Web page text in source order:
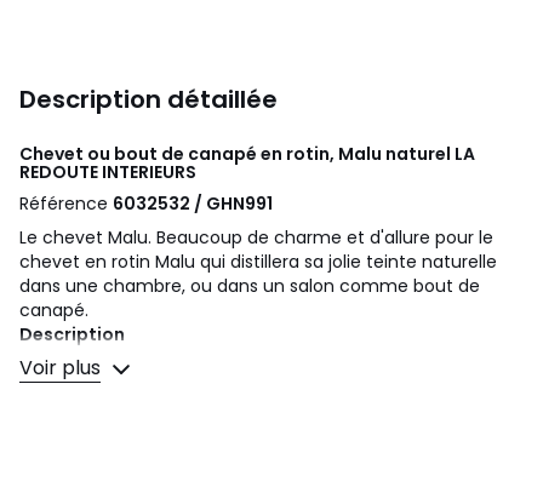
Description détaillée
Chevet ou bout de canapé en rotin, Malu naturel LA
REDOUTE INTERIEURS
Référence 6032532 / GHN991
Le chevet Malu. Beaucoup de charme et d'allure pour le
chevet en rotin Malu qui distillera sa jolie teinte naturelle
dans une chambre, ou dans un salon comme bout de
canapé.
Description
• Forme cylindrique
• Structure en canne de rotin et rotin tressé, top en
Voir plus